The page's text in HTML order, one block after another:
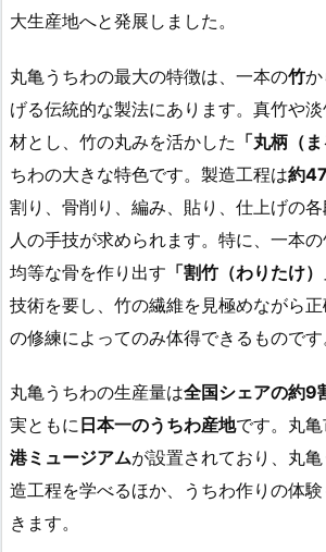
大生産地へと発展しました。
丸亀うちわの最大の特徴は、一本の竹
げる伝統的な製法にあります。真竹や
材とし、竹の丸みを活かした 「丸柄（
ちわの大きな特色です。製造工程は約
割り、骨削り、編み、貼り、仕上げの
人の手技が求められます。特に、一本
均等な骨を作り出す 「割竹（わりたけ）
技術を要し、竹の繊維を見極めながら
の修練によってのみ体得できるものです
丸亀うちわの生産量は全国シェアの約9
実ともに 日本一のうちわ産地です。丸
港ミュージアムが設置されており、丸
造工程を学べるほか、うちわ作りの体
きます。